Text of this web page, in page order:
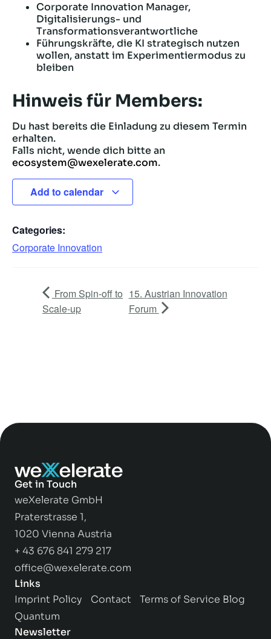
Corporate Innovation Manager,
Digitalisierungs- und
Transformationsverantwortliche
Führungskräfte, die KI strategisch nutzen
wollen, anstatt im Experimentiermodus zu
bleiben
Hinweis für Members:
Du hast bereits die Einladung zu diesem Termin
erhalten.
Falls nicht, wende dich bitte an
ecosystem@wexelerate.com.
Add to calendar
Categories:
Corporate Innovation
From Spin-off to
Scale-up
15. Austrian Innovation
Forum
Get in Touch
weXelerate GmbH
Praterstrasse 1,
1020 Vienna Austria
+ 43 676 841 279 217
office@wexelerate.com
Links
Imprint Policy Contact Terms of Service Blog
Quantum
Newsletter